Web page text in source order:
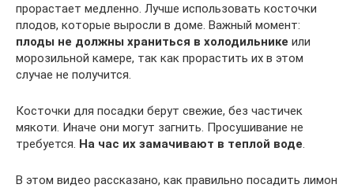
прорастает медленно. Лучше использовать косточки
плодов, которые выросли в доме. Важный момент:
плоды не должны храниться в холодильнике или
морозильной камере, так как прорастить их в этом
случае не получится.
Косточки для посадки берут свежие, без частичек
мякоти. Иначе они могут загнить. Просушивание не
требуется. На час их замачивают в теплой воде.
В этом видео рассказано, как правильно посадить лимон